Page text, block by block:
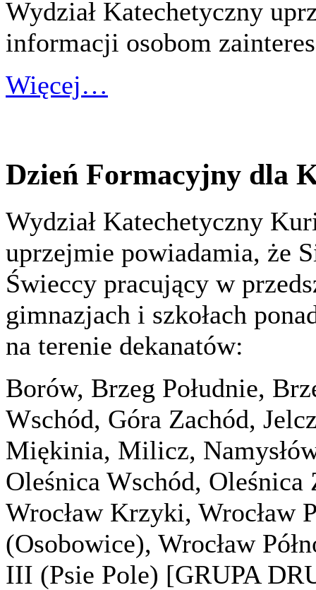
Wydział Katechetyczny
informacji osobom
Więcej…
Dzień Formacyjny dla
Wydział Katechetyczny
uprzejmie powiadamia, że
Świeccy pracujący w
gimnazjach i szkołach
na terenie dekanatów:
Borów, Brzeg Południe,
Wschód, Góra Zachód,
Miękinia, Milicz,
Oleśnica Wschód, Oleśnica
Wrocław Krzyki, Wrocław
(Osobowice), Wrocław
III (Psie Pole) [GRUPA